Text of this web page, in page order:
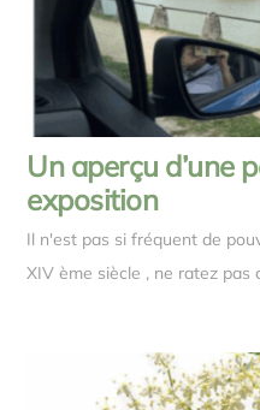
Un aperçu d’une
exposition
Il n'est pas si fréquent de
XIV ème siècle , ne ratez pas